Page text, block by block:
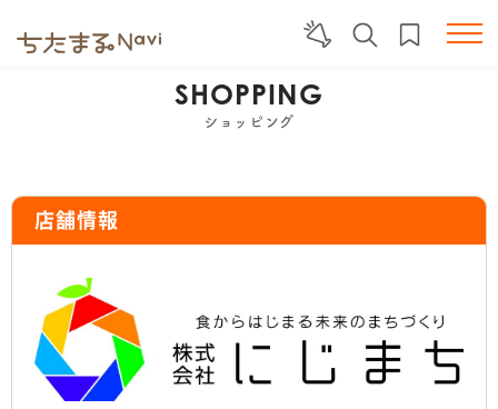
SHOPPING
ショッピング
店舗情報